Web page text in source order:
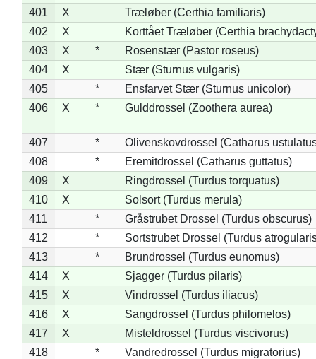
401
X
Træløber (Certhia familiaris)
402
X
Korttået Træløber (Certhia
403
X *
Rosenstær (Pastor roseus)
404
X
Stær (Sturnus vulgaris)
405
*
Ensfarvet Stær (Sturnus unicolor)
406
X * Gulddrossel (Zoothera aurea)
407 *
Olivenskovdrossel (Catharus
408
*
Eremitdrossel (Catharus guttatus)
409
X
Ringdrossel (Turdus torquatus)
410
X
Solsort (Turdus merula)
411
*
Gråstrubet Drossel (Turdus obscurus)
412
*
Sortstrubet Drossel (Turdus
413
*
Brundrossel (Turdus eunomus)
414
X
Sjagger (Turdus pilaris)
415
X
Vindrossel (Turdus iliacus)
416
X
Sangdrossel (Turdus philomelos)
417
X
Misteldrossel (Turdus viscivorus)
418
*
Vandredrossel (Turdus migratorius)